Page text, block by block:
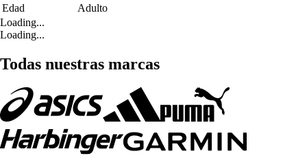
Edad
Adulto
Loading...
Loading...
Todas nuestras marcas